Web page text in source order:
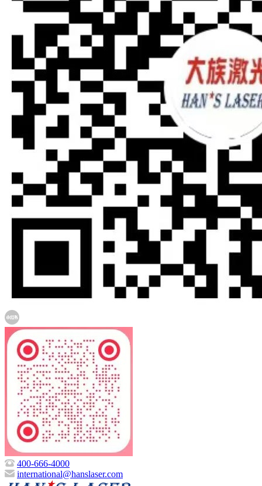
400-666-4000
international@hanslaser.com